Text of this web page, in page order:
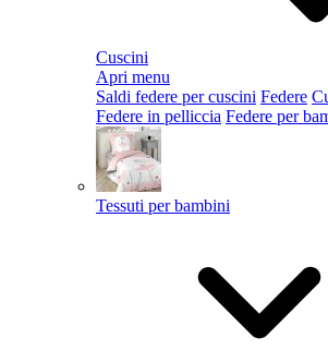
Cuscini
Apri menu
Saldi federe per cuscini Federe
Federe in pelliccia Federe per
Tessuti per bambini